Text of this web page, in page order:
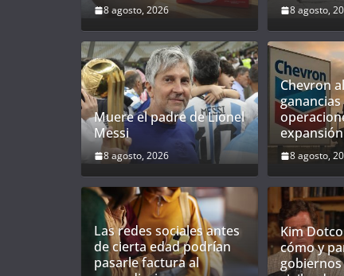
8 agosto, 2026 8 agosto,
Muere el padre de Lionel
Messi
8 agosto, 2026
Chevron
8 agosto,
Las redes sociales antes
de cierta edad podrían
pasarle factura al
Kim
cómo y
gobiernos